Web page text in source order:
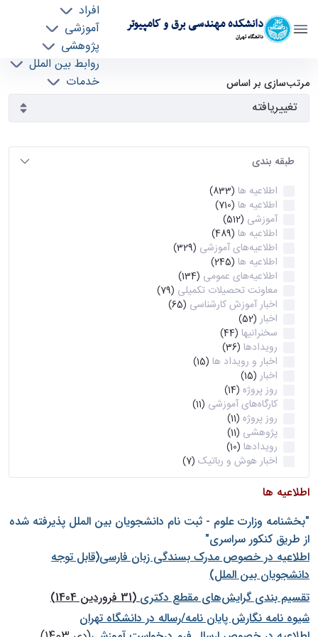
دانشکده مهندسی برق و کامپیوتر
دانشگاه تهران
افراد
آموزشی
پژوهشی
روابط بین الملل
خدمات
آرشیو اطلاعیه ها - ece- دانشکده مهندسی برق و
کامپیوتر
مرتب‌سازی بر اساس
طبقه بندی
اطلاعیه ها (833)
اطلاعیه ها (710)
آموزشی (512)
اطلاعیه ها (489)
اطلاعیه‌های‌ آموزشی (329)
اطلاعیه ها (245)
اطلاعیه‌های عمومی (134)
معاونت تحصیلات تکمیلی (79)
اخبار آموزش کارشناسی (65)
اخبار (52)
سخنرانیها (44)
رویدادها (36)
اخبار و رویداد ها (15)
اخبار (15)
روز پروژه (14)
کارگاه‌های آموزشی (11)
روز پروژه (11)
پژوهشی (11)
رویدادها (10)
اخبار هوش و رباتیک (7)
اطلاعیه ها
"بخشنامه وزارت علوم - ثبت نام دانشجويان بين الملل پذيرفته شده
از طريق كنكور سراسری"
اطلاعیه در خصوص مدرک بسندگی زبان فارسی(قابل توجه
دانشجویان بین الملل)
تقسیم بندی گرایش‌های مقطع دکتری(31 فروردین 1404)
شيوه نامه نگارش پايان نامه/رساله در دانشگاه تهران